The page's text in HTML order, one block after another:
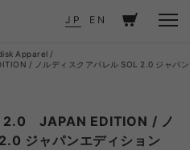
JP EN
Apparel
/ ノルディスクアパレル SOL 2.0 ジャパン
2.0 JAPAN EDITION / ノ
ジャパンエディション